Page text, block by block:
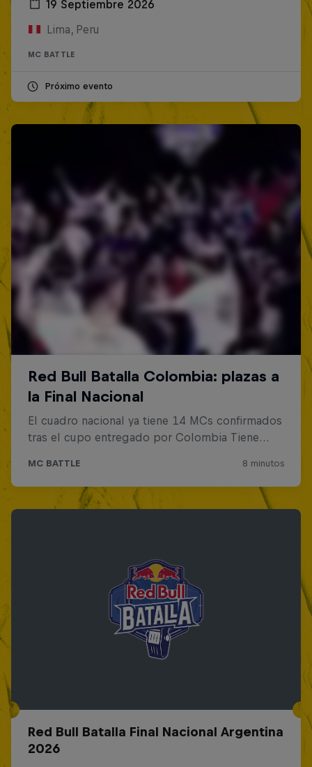
19 Septiembre 2026
Lima, Peru
MC BATTLE
Próximo evento
Red Bull Batalla Final Nacional Argentina
2026